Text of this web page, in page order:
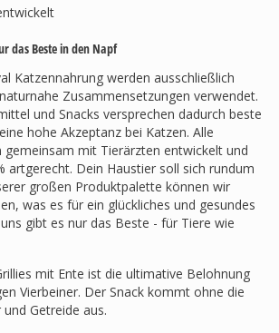
das Beste in den Napf
Katzennahrung werden ausschließlich
Zusammensetzungen verwendet.
und Snacks versprechen dadurch beste
hohe Akzeptanz bei Katzen. Alle
gemeinsam mit Tierärzten entwickelt und
artgerecht. Dein Haustier soll sich rundum
großen Produktpalette können wir
was es für ein glückliches und gesundes
gibt es nur das Beste - für Tiere wie
mit Ente ist die ultimative Belohnung
Vierbeiner. Der Snack kommt ohne die
Getreide aus.